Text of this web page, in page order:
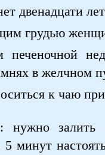
двенадцати
грудью
в желчном
к чаю
нужно
минут